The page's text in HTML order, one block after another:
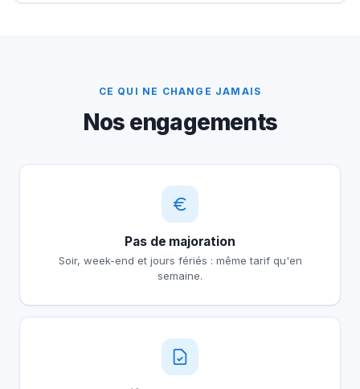
CE QUI NE CHANGE JAMAIS
Nos engagements
Pas de majoration
Soir, week-end et jours fériés : même tarif qu'en
semaine.